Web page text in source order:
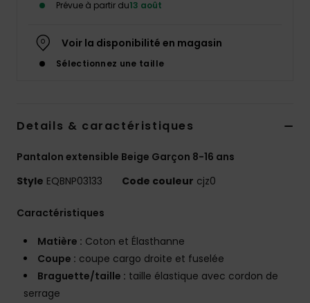
Prévue à partir du13 août
Voir la disponibilité en magasin
Sélectionnez une taille
Details & caractéristiques
Pantalon extensible Beige Garçon 8-16 ans
Style EQBNP03133 Code couleur cjz0
Caractéristiques
Matière : Coton et Élasthanne
Coupe : coupe cargo droite et fuselée
Braguette/taille : taille élastique avec cordon de
serrage